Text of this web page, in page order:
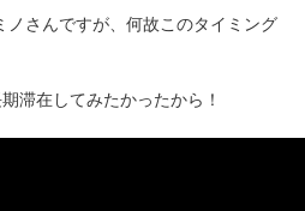
ノさんですが、何故このタイミング
滞在してみたかったから！